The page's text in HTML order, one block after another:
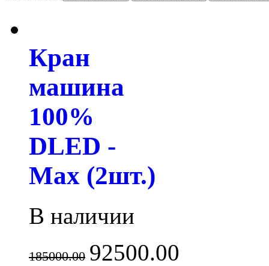
Кран
машина
100%
DLED -
Max (2шт.)
В наличии
185000.00 92500.00